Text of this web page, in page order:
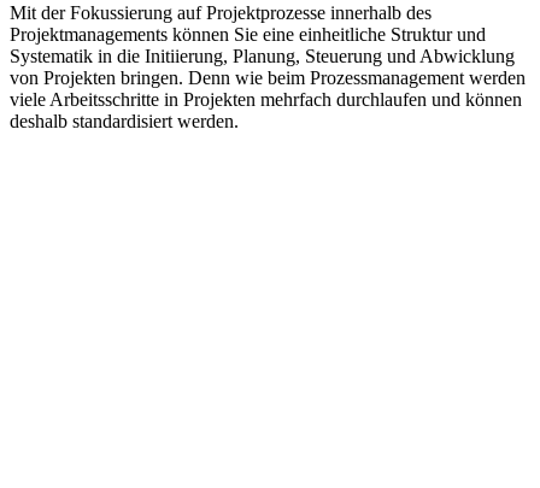
Mit der Fokussierung auf Projektprozesse innerhalb des
Projektmanagements können Sie eine einheitliche Struktur und
Systematik in die Initiierung, Planung, Steuerung und Abwicklung
von Projekten bringen. Denn wie beim Prozessmanagement werden
viele Arbeitsschritte in Projekten mehrfach durchlaufen und können
deshalb standardisiert werden.